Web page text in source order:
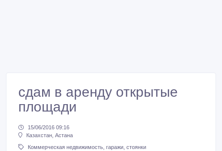
сдам в аренду открытые
площади
15/06/2016 09:16
Казахстан, Астана
Коммерческая недвижимость, гаражи, стоянки